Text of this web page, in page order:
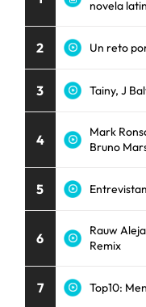
novela
2 Un reto
3 Tainy, J
4
Mark
Bruno
5
6
Rauw
Remix
7 Top10: